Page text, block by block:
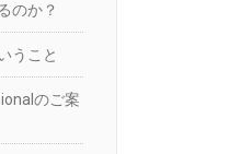
のか？
うこと
のご案